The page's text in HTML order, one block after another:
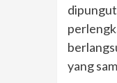
yang